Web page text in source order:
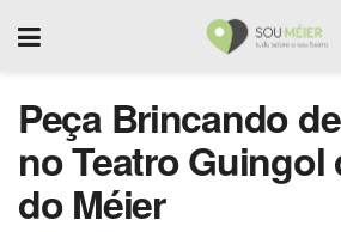
Peça Brincando
no Teatro Guingol
do Méier